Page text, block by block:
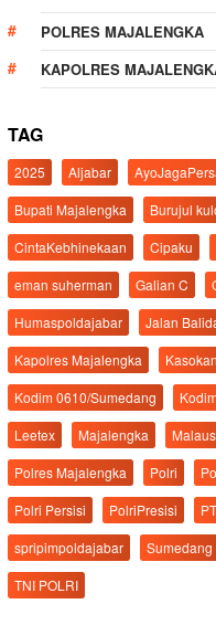
POLRES MAJALENGKA
KAPOLRES
TAG
2025 Aljabar
Bupati Majalengka
Burujul
CintaKebhinekaan
Cipaku
eman suherman
Galian C
Humaspoldajabar
Jalan
Kapolres Majalengka
Kodim 0610/Sumedang
Leetex
Majalengka
Polres Majalengka
Polri
Polri Persisi
PolriPresisi
spripimpoldajabar
Sumedang
TNI POLRI